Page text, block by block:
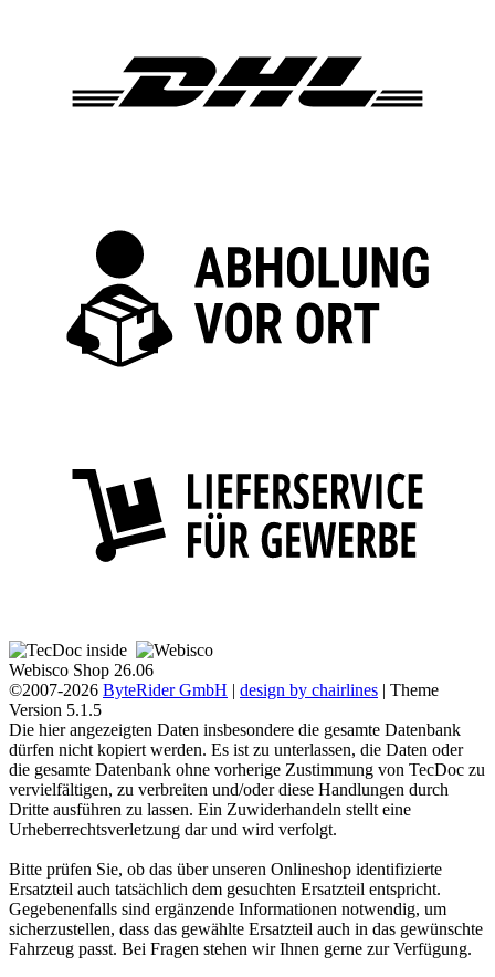
Webisco Shop 26.06
©2007-2026 ByteRider GmbH | design by chairlines | Theme
Version 5.1.5
Die hier angezeigten Daten insbesondere die gesamte Datenbank
dürfen nicht kopiert werden. Es ist zu unterlassen, die Daten oder
die gesamte Datenbank ohne vorherige Zustimmung von TecDoc zu
vervielfältigen, zu verbreiten und/oder diese Handlungen durch
Dritte ausführen zu lassen. Ein Zuwiderhandeln stellt eine
Urheberrechtsverletzung dar und wird verfolgt.
Bitte prüfen Sie, ob das über unseren Onlineshop identifizierte
Ersatzteil auch tatsächlich dem gesuchten Ersatzteil entspricht.
Gegebenenfalls sind ergänzende Informationen notwendig, um
sicherzustellen, dass das gewählte Ersatzteil auch in das gewünschte
Fahrzeug passt. Bei Fragen stehen wir Ihnen gerne zur Verfügung.